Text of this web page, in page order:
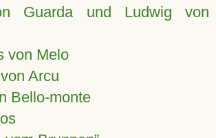
Guarda und Ludwig von
von Melo
Arcu
Bello-monte